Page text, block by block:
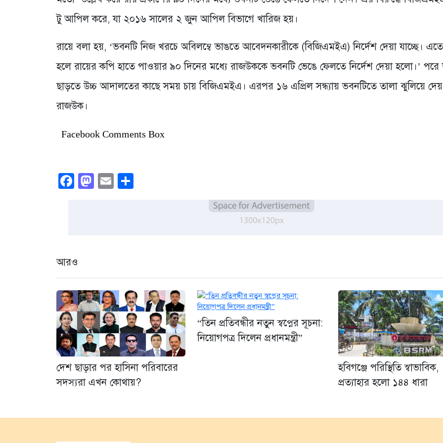
টু আপিল করে, যা ২০১৬ সালের ২ জুন আপিল বিভাগে খারিজ হয়।
রায়ে বলা হয়, ‘ভবনটি নিজ খরচে অবিলম্বে ভাঙতে আবেদনকারীকে (বিজিএমইএ) নির্দেশ দেয়া যাচ্ছে। এতে
হলে রায়ের কপি হাতে পাওয়ার ৯০ দিনের মধ্যে রাজউককে ভবনটি ভেঙে ফেলতে নির্দেশ দেয়া হলো।’
ছাড়তে উচ্চ আদালতের কাছে সময় চায় বিজিএমইএ। এরপর ১৬ এপ্রিল সন্ধ্যায় ভবনটিতে তালা ঝুলিয়ে দেয়
রাজউক।
Facebook Comments Box
Facebook
Mastodon
Email
আরও
দেশ ছাড়ার পর হাসিনা পরিবারের
সদস্যরা এখন কোথায়?
“তিন প্রতিবন্ধীর নতুন স্বপ্নের সূচনা:
নিয়োগপত্র দিলেন প্রধানমন্ত্রী”
হবিগঞ্জে পরিস্থিতি স্বাভাবিক,
প্রত্যাহার হলো ১৪৪ ধারা